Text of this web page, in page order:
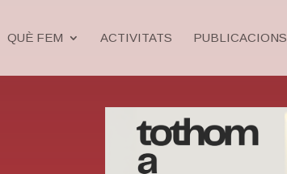
QUÈ FEM ACTIVITATS PUBLICACIONS